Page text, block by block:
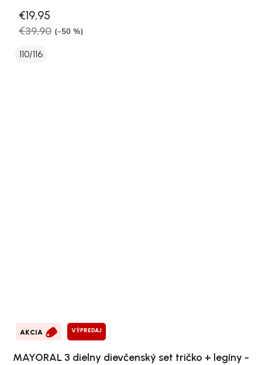
€19,95
€39,90 (–50 %)
110/116
AKCIA VÝPREDAJ
MAYORAL 3 dielny dievčenský set tričko + legíny -